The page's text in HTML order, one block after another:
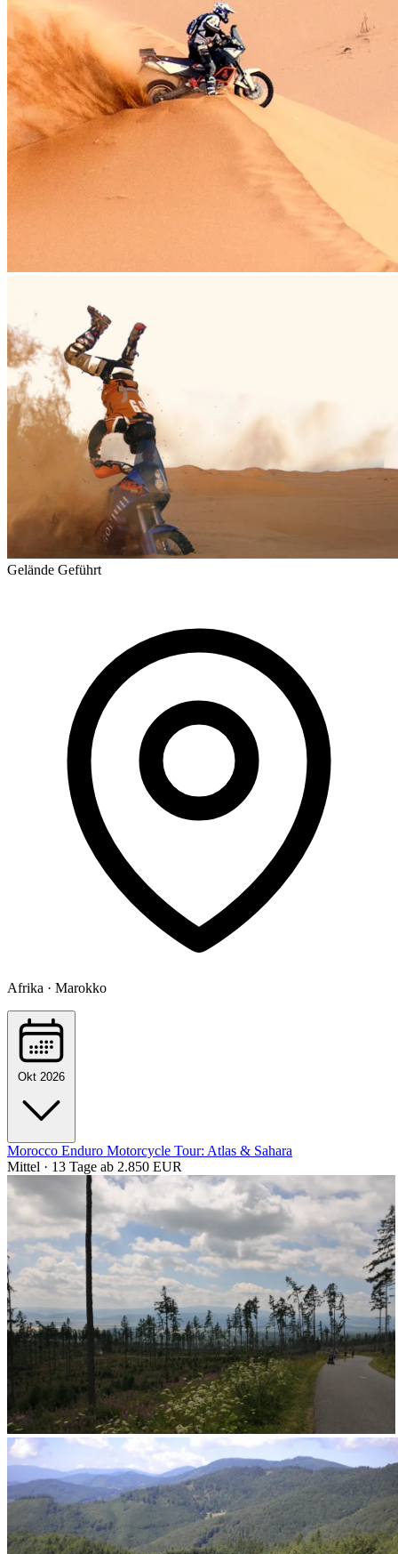
Gelände Geführt
Afrika · Marokko
Okt 2026
Morocco Enduro Motorcycle Tour: Atlas & Sahara
Mittel · 13 Tage ab 2.850 EUR